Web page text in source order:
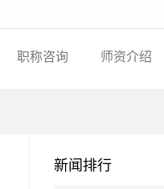
职称咨询 师资介绍
新闻排行